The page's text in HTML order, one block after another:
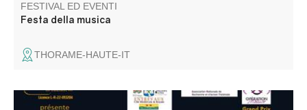
FESTIVAL ED EVENTI
Festa della musica
THORAME-HAUTE-IT